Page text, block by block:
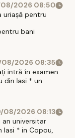
2026 08:50
uriașă pentru
bani
2026 08:35
intră în examen
din Iasi * un
08/2026 08:13
universitar
Iasi * in Copou,